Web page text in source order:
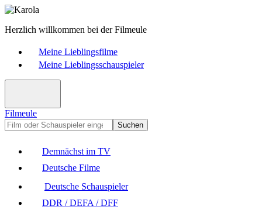
Herzlich willkommen bei der Filmeule
Meine Lieblingsfilme
Meine Lieblingsschauspieler
Filmeule
Suchen
Demnächst im TV
Deutsche Filme
Deutsche Schauspieler
DDR / DEFA / DFF